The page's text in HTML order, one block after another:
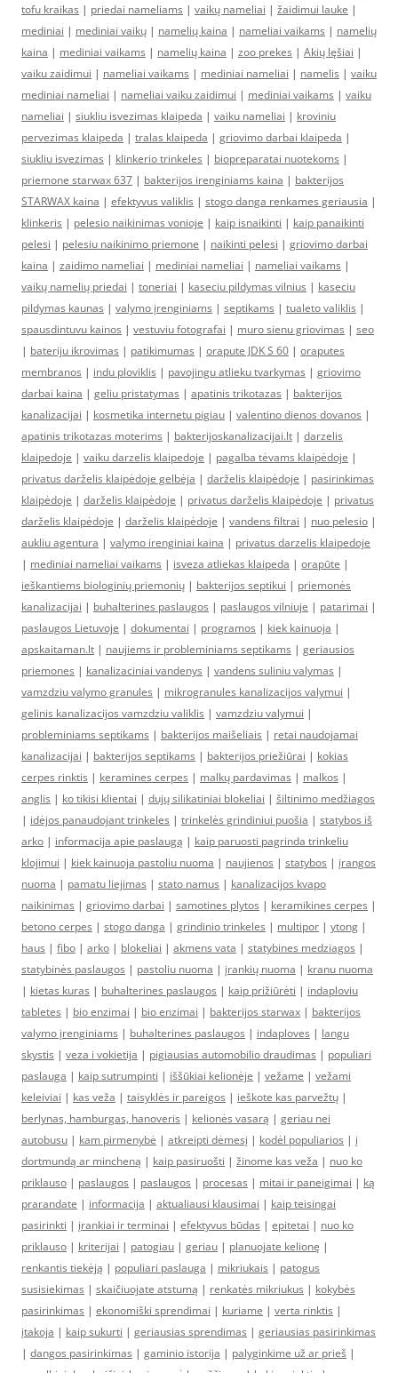
tofu kraikas | priedai nameliams | vaikų nameliai | žaidimui lauke |
mediniai | mediniai vaikų | namelių kaina | nameliai vaikams | namelių
kaina | mediniai vaikams | namelių kaina | zoo prekes | Akių lęšiai |
vaiku zaidimui | nameliai vaikams | mediniai nameliai | namelis | vaiku
mediniai nameliai | nameliai vaiku zaidimui | mediniai vaikams | vaiku
nameliai | siukliu isvezimas klaipeda | vaiku nameliai | kroviniu
pervezimas klaipeda | tralas klaipeda | griovimo darbai klaipeda |
siukliu isvezimas | klinkerio trinkeles | biopreparatai nuotekoms |
priemone starwax 637 | bakterijos irenginiams kaina | bakterijos
STARWAX kaina | efektyvus valiklis | stogo danga renkames geriausia |
klinkeris | pelesio naikinimas vonioje | kaip isnaikinti | kaip panaikinti
pelesi | pelesiu naikinimo priemone | naikinti pelesi | griovimo darbai
kaina | zaidimo nameliai | mediniai nameliai | nameliai vaikams |
vaikų namelių priedai | toneriai | kaseciu pildymas vilnius | kaseciu
pildymas kaunas | valymo įrenginiams | septikams | tualeto valiklis |
spausdintuvu kainos | vestuviu fotografai | muro sienu griovimas | seo
| bateriju ikrovimas | patikimumas | orapute JDK S 60 | oraputes
membranos | indu ploviklis | pavojingu atlieku tvarkymas | griovimo
darbai kaina | geliu pristatymas | apatinis trikotazas | bakterijos
kanalizacijai | kosmetika internetu pigiau | valentino dienos dovanos |
apatinis trikotazas moterims | bakterijoskanalizacijai.lt | darzelis
klaipedoje | vaiku darzelis klaipedoje | pagalba tėvams klaipėdoje |
privatus darželis klaipėdoje gelbėja | darželis klaipėdoje | pasirinkimas
klaipėdoje | darželis klaipėdoje | privatus darželis klaipėdoje | privatus
darželis klaipėdoje | darželis klaipėdoje | vandens filtrai | nuo pelesio |
aukliu agentura | valymo irenginiai kaina | privatus darzelis klaipedoje
| mediniai nameliai vaikams | isveza atliekas klaipeda | orapūte |
ieškantiems biologinių priemonių | bakterijos septikui | priemonės
kanalizacijai | buhalterines paslaugos | paslaugos vilniuje | patarimai |
paslaugos Lietuvoje | dokumentai | programos | kiek kainuoja |
apskaitaman.lt | naujiems ir probleminiams septikams | geriausios
priemones | kanalizaciniai vandenys | vandens suliniu valymas |
vamzdziu valymo granules | mikrogranules kanalizacijos valymui |
gelinis kanalizacijos vamzdziu valiklis | vamzdziu valymui |
probleminiams septikams | bakterijos maišeliais | retai naudojamai
kanalizacijai | bakterijos septikams | bakterijos priežiūrai | kokias
cerpes rinktis | keramines cerpes | malkų pardavimas | malkos |
anglis | ko tikisi klientai | dujų silikatiniai blokeliai | šiltinimo medžiagos
| idėjos panaudojant trinkeles | trinkelės grindiniui puošia | statybos iš
arko | informacija apie paslaugą | kaip paruosti pagrinda trinkeliu
klojimui | kiek kainuoja pastoliu nuoma | naujienos | statybos | įrangos
nuoma | pamatu liejimas | stato namus | kanalizacijos kvapo
naikinimas | griovimo darbai | samotines plytos | keramikines cerpes |
betono cerpes | stogo danga | grindinio trinkeles | multipor | ytong |
haus | fibo | arko | blokeliai | akmens vata | statybines medziagos |
statybinės paslaugos | pastoliu nuoma | įrankių nuoma | kranu nuoma
| kietas kuras | buhalterines paslaugos | kaip prižiūrėti | indaploviu
tabletes | bio enzimai | bio enzimai | bakterijos starwax | bakterijos
valymo įrenginiams | buhalterines paslaugos | indaploves | langu
skystis | veza i vokietija | pigiausias automobilio draudimas | populiari
paslauga | kaip sutrumpinti | iššūkiai kelionėje | vežame | vežami
keleiviai | kas veža | taisyklės ir pareigos | ieškote kas parvežtų |
berlynas, hamburgas, hanoveris | kelionės vasarą | geriau nei
autobusu | kam pirmenybė | atkreipti dėmesį | kodėl populiarios | į
dortmundą ar mincheną | kaip pasiruošti | žinome kas veža | nuo ko
priklauso | paslaugos | paslaugos | procesas | mitai ir paneigimai | ką
prarandate | informacija | aktualiausi klausimai | kaip teisingai
pasirinkti | įrankiai ir terminai | efektyvus būdas | epitetai | nuo ko
priklauso | kriterijai | patogiau | geriau | planuojate kelionę |
renkantis tiekėją | populiari paslauga | mikriukais | patogus
susisiekimas | skaičiuojate atstumą | renkatės mikriukus | kokybės
pasirinkimas | ekonomiški sprendimai | kuriame | verta rinktis |
įtakoja | kaip sukurti | geriausias sprendimas | geriausias pasirinkimas
| dangos pasirinkimas | gaminio istorija | palyginkime už ar prieš |